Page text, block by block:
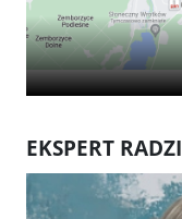
EKSPERT RADZI